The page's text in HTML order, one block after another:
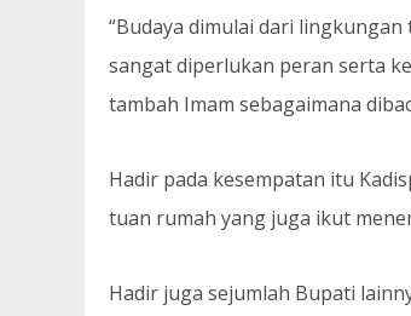
“Budaya dimulai dari
sangat diperlukan peran serta
tambah Imam sebagaimana
Hadir pada kesempatan itu
tuan rumah yang juga ikut
Hadir juga sejumlah Bupati